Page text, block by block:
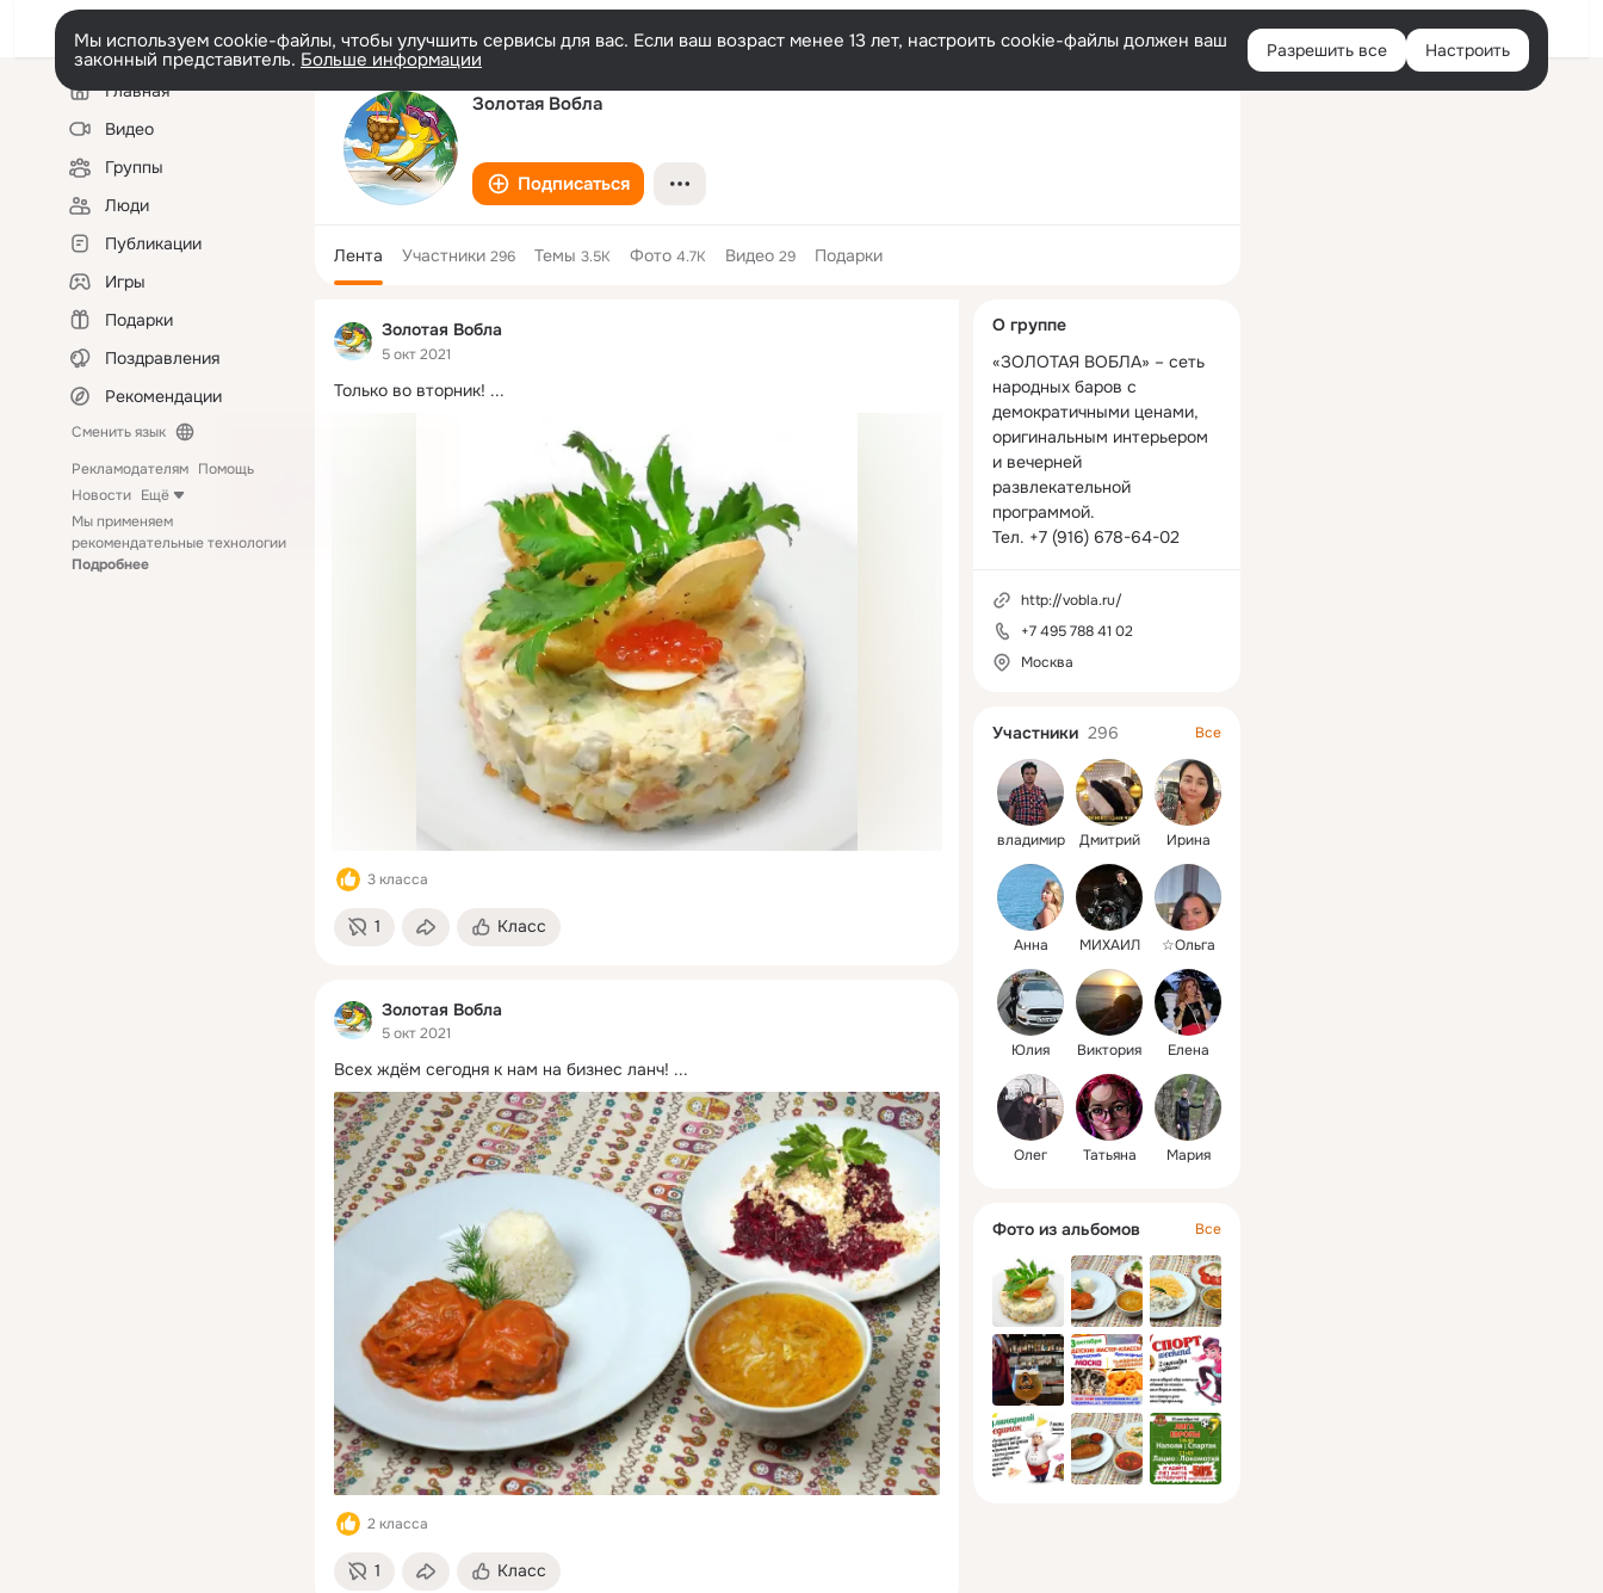
Войти
Мы используем cookie-файлы, чтобы улучшить сервисы для вас. Если ваш возраст менее 13 лет, настроить cookie-файлы должен ваш
законный представитель. Больше информации Разрешить все Настроить
Левая
колонкаГлавная
Видео
Группы
Люди
Публикации
Игры
Подарки
Поздравления
Рекомендации
Сменить язык
Рекламодателям Помощь
Новости Ещё
Мы применяем
рекомендательные технологии
Подробнее
Золотая Вобла
Подписаться
Лента Участники 296 Темы 3.5K Фото 4.7K Видео 29 Подарки
Золотая Вобла
5 окт 2021
Только во вторник! ...
3 класса
1 Класс
Золотая Вобла
5 окт 2021
Всех ждём сегодня к нам на бизнес ланч! ...
2 класса
1 Класс
колонка
О группе
«ЗОЛОТАЯ ВОБЛА» – сеть
народных баров с
демократичными ценами,
оригинальным интерьером
и вечерней
развлекательной
программой.
Тел. +7 (916) 678-64-02
http://vobla.ru/
+7 495 788 41 02
Москва
Участники 296 Все
владимир Дмитрий Ирина
Анна МИХАИЛ ☆Ольга
Юлия Виктория Елена
Олег Татьяна Мария
Фото из альбомов Все